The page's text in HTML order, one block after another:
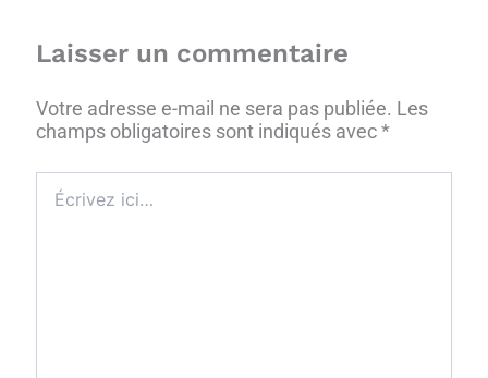
Laisser un commentaire
Votre adresse e-mail ne sera pas publiée. Les
champs obligatoires sont indiqués avec*
ici…